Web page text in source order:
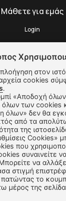
Μάθετε για εμάς
Login
&
&
Χρήσης &
στον
cookies
.
όλων των cookies
όλων» δεν θα
από τα
της
Cookies»
που
συναινείτε
να
στιγμή
το
μέρος της